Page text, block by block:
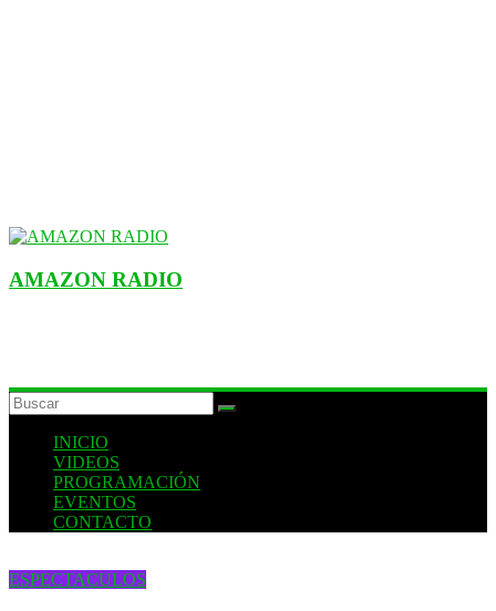
AMAZON RADIO
INICIO
VIDEOS
PROGRAMACIÓN
EVENTOS
CONTACTO
ESPECTACULOS